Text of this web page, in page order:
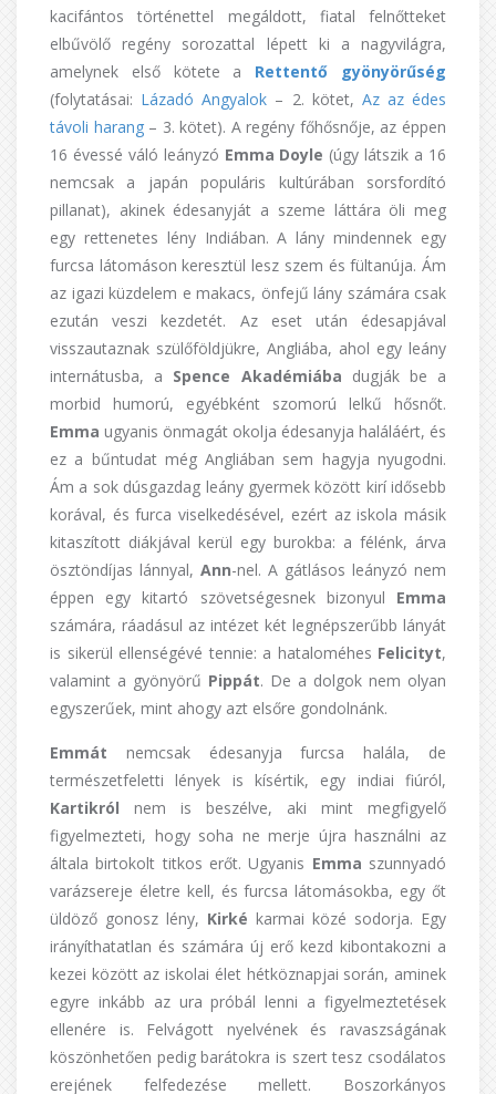
kacifántos történettel megáldott, fiatal felnőtteket
elbűvölő regény sorozattal lépett ki a nagyvilágra,
amelynek első kötete a Rettentő gyönyörűség
(folytatásai: Lázadó Angyalok – 2. kötet, Az az édes
távoli harang– 3. kötet). A regény főhősnője, az éppen
16 évessé váló leányzó Emma Doyle (úgy látszik a 16
nemcsak a japán populáris kultúrában sorsfordító
pillanat), akinek édesanyját a szeme láttára öli meg
egy rettenetes lény Indiában. A lány mindennek egy
furcsa látomáson keresztül lesz szem és fültanúja. Ám
az igazi küzdelem e makacs, önfejű lány számára csak
ezután veszi kezdetét. Az eset után édesapjával
visszautaznak szülőföldjükre, Angliába, ahol egy leány
internátusba, a Spence Akadémiába dugják be a
morbid humorú, egyébként szomorú lelkű hősnőt.
Emma ugyanis önmagát okolja édesanyja haláláért, és
ez a bűntudat még Angliában sem hagyja nyugodni.
Ám a sok dúsgazdag leány gyermek között kirí idősebb
korával, és furca viselkedésével, ezért az iskola másik
kitaszított diákjával kerül egy burokba: a félénk, árva
ösztöndíjas lánnyal, Ann-nel. A gátlásos leányzó nem
éppen egy kitartó szövetségesnek bizonyul Emma
számára, ráadásul az intézet két legnépszerűbb lányát
is sikerül ellenségévé tennie: a hataloméhes Felicityt,
valamint a gyönyörű Pippát. De a dolgok nem olyan
egyszerűek, mint ahogy azt elsőre gondolnánk.
Emmát nemcsak édesanyja furcsa halála, de
természetfeletti lények is kísértik, egy indiai fiúról,
Kartikról nem is beszélve, aki mint megfigyelő
figyelmezteti, hogy soha ne merje újra használni az
általa birtokolt titkos erőt. Ugyanis Emma szunnyadó
varázsereje életre kell, és furcsa látomásokba, egy őt
üldöző gonosz lény, Kirké karmai közé sodorja. Egy
irányíthatatlan és számára új erő kezd kibontakozni a
kezei között az iskolai élet hétköznapjai során, aminek
egyre inkább az ura próbál lenni a figyelmeztetések
ellenére is. Felvágott nyelvének és ravaszságának
köszönhetően pedig barátokra is szert tesz csodálatos
erejének felfedezése mellett. Boszorkányos